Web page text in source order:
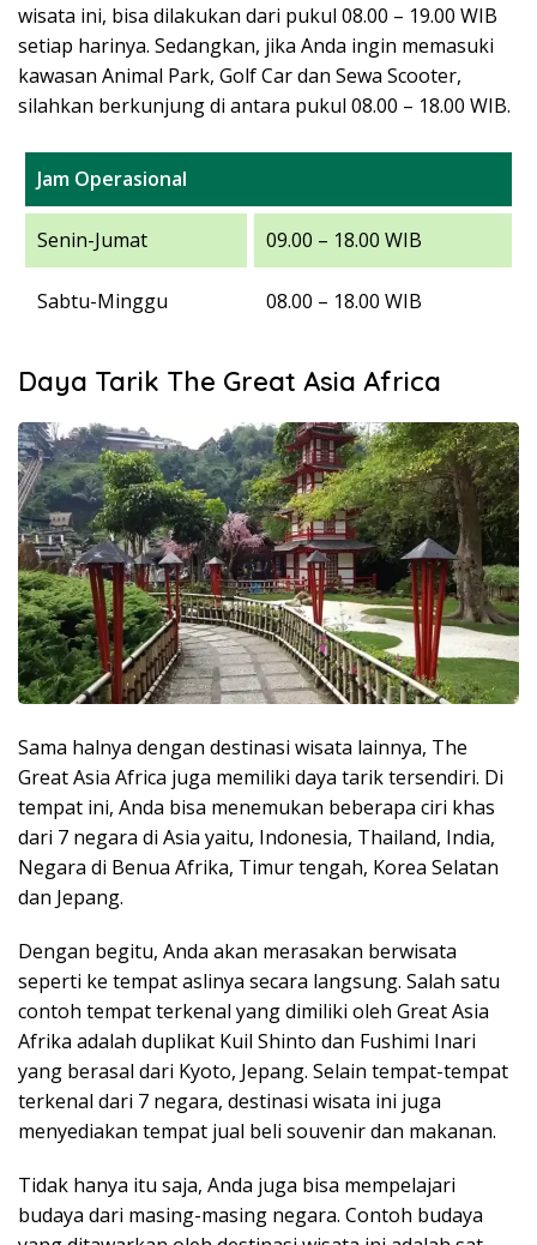
wisata ini, bisa dilakukan dari pukul 08.00 – 19.00 WIB
setiap harinya. Sedangkan, jika Anda ingin memasuki
kawasan Animal Park, Golf Car dan Sewa Scooter,
silahkan berkunjung di antara pukul 08.00 – 18.00 WIB.
Jam Operasional
Senin-Jumat 09.00 – 18.00 WIB
Sabtu-Minggu 08.00 – 18.00 WIB
Daya Tarik The Great Asia Africa
Sama halnya dengan destinasi wisata lainnya, The
Great Asia Africa juga memiliki daya tarik tersendiri. Di
tempat ini, Anda bisa menemukan beberapa ciri khas
dari 7 negara di Asia yaitu, Indonesia, Thailand, India,
Negara di Benua Afrika, Timur tengah, Korea Selatan
dan Jepang.
Dengan begitu, Anda akan merasakan berwisata
seperti ke tempat aslinya secara langsung. Salah satu
contoh tempat terkenal yang dimiliki oleh Great Asia
Afrika adalah duplikat Kuil Shinto dan Fushimi Inari
yang berasal dari Kyoto, Jepang. Selain tempat-tempat
terkenal dari 7 negara, destinasi wisata ini juga
menyediakan tempat jual beli souvenir dan makanan.
Tidak hanya itu saja, Anda juga bisa mempelajari
budaya dari masing-masing negara. Contoh budaya